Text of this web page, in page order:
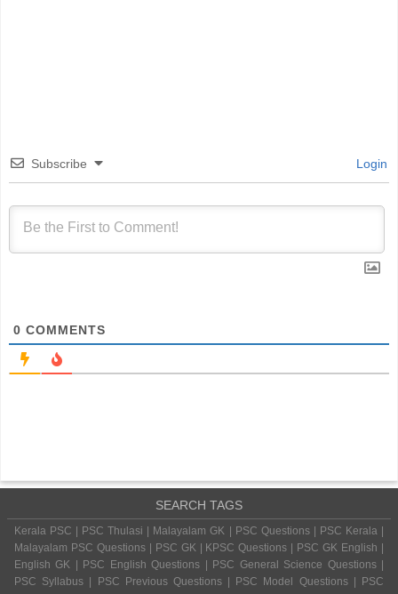
Subscribe Login
0 COMMENTS
SEARCH TAGS
Kerala PSC | PSC Thulasi | Malayalam GK | PSC Questions | PSC Kerala |
Malayalam PSC Questions | PSC GK | KPSC Questions | PSC GK English |
English GK | PSC English Questions | PSC General Science Questions |
PSC Syllabus | PSC Previous Questions | PSC Model Questions | PSC